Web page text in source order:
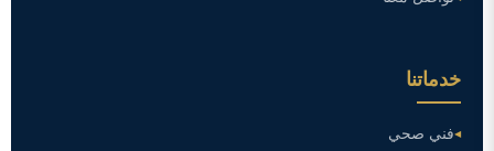
خدماتنا
فني صحي